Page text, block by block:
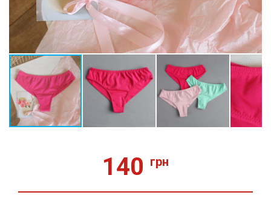
140 грн